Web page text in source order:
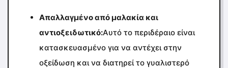
Απαλλαγμένο από μαλακία και
αντιοξειδωτικό:Αυτό το περιδέραιο είναι
κατασκευασμένο για να αντέχει στην
οξείδωση και να διατηρεί το γυαλιστερό